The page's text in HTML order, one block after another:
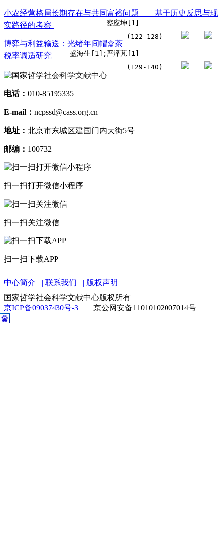
小农经营格局长期存在与共同富裕问题——基于历史反思与现
实路径的考察
察应坤[1]
(122-128)
博弈与利益输送：光绪年间帽盒茶
税率调适研究
盛海生[1];严泽芃[1]
(129-140)
电话： 010-85195335
E-mail： ncpssd@cass.org.cn
地址： 北京市东城区建国门内大街5号
邮编： 100732
扫一扫打开微信小程序
扫一扫关注微信
扫一扫下载APP
中心简介 联系我们
版权声明
国家哲学社会科学文献中心版权所有
京ICP备09037430号-3
京公网安备11010102007014号